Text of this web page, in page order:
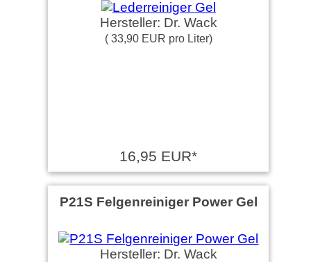
Hersteller: Dr. Wack
( 33,90 EUR pro Liter)
16,95 EUR*
P21S Felgenreiniger Power Gel
Hersteller: Dr. Wack